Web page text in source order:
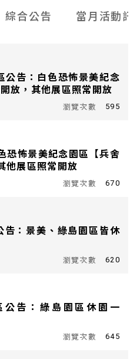
綜合公告 當月活動訊
告：白色恐怖景美紀念
放，其他展區照常開放
595
恐怖景美紀念園區【兵舍
他展區照常開放
670
告：景美、綠島園區皆休
620
公告：綠島園區休園一
645